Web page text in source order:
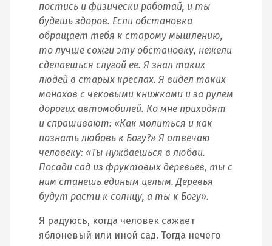
постись и физически работай, и ты
будешь здоров. Если обстановка
обращает тебя к старому мышлению,
то лучше сожги эту обстановку, нежели
сделаешься слугой ее. Я знал таких
людей в старых креслах. Я видел таких
монахов с чековыми книжками и за рулем
дорогих автомобилей. Ко мне приходят
и спрашивают: «Как молиться и как
познать любовь к Богу?» Я отвечаю
человеку: «Ты нуждаешься в любви.
Посади сад из фруктовых деревьев, ты с
ним станешь единым целым. Деревья
будут расти к солнцу, а ты к Богу».
Я радуюсь, когда человек сажает
яблоневый или иной сад. Тогда нечего